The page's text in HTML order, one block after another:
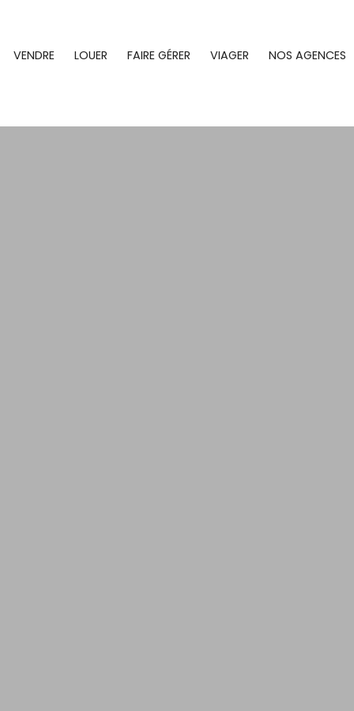
VENDRE LOUER FAIRE GÉRER VIAGER NOS AGENCES